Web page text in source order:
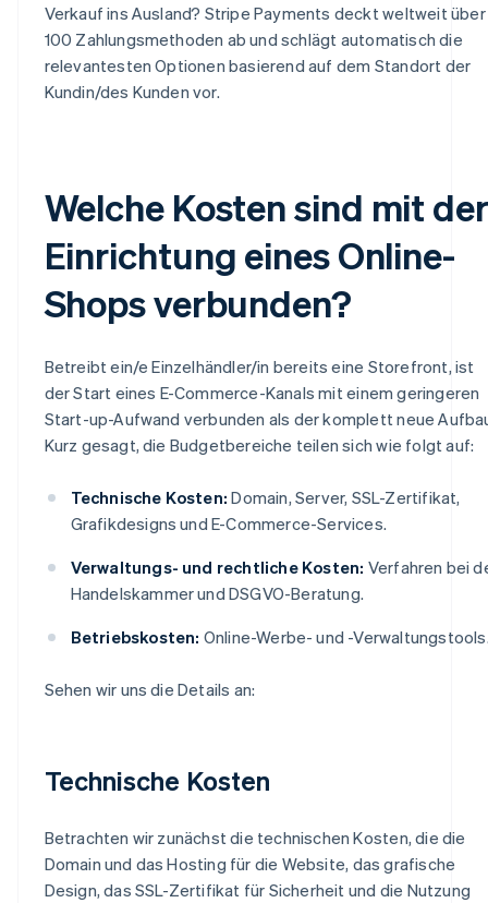
Verkauf ins Ausland? Stripe Payments deckt weltweit über
100 Zahlungsmethoden ab und schlägt automatisch die
relevantesten Optionen basierend auf dem Standort der
Kundin/des Kunden vor.
Welche Kosten sind mit der
Einrichtung eines Online-
Shops verbunden?
Betreibt ein/e Einzelhändler/in bereits eine Storefront, ist
der Start eines E-Commerce-Kanals mit einem geringeren
Start-up-Aufwand verbunden als der komplett neue
Kurz gesagt, die Budgetbereiche teilen sich wie folgt auf:
Technische Kosten: Domain, Server, SSL-Zertifikat,
Grafikdesigns und E-Commerce-Services.
Verwaltungs- und rechtliche Kosten: Verfahren bei
Handelskammer und DSGVO-Beratung.
Betriebskosten: Online-Werbe- und -
Sehen wir uns die Details an:
Technische Kosten
Betrachten wir zunächst die technischen Kosten, die die
Domain und das Hosting für die Website, das grafische
Design, das SSL-Zertifikat für Sicherheit und die Nutzung